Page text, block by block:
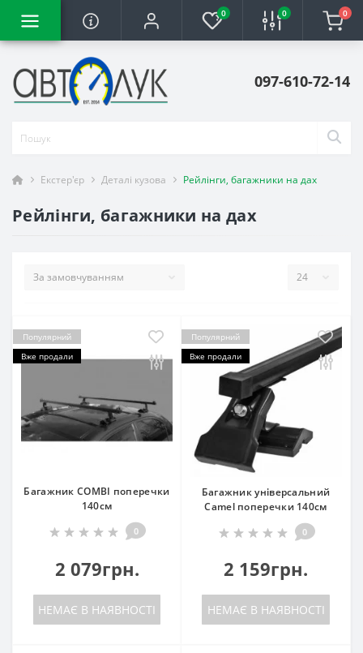
0 0 0
097-610-72-14
Екстер'єр Деталі кузова Рейлінги, багажники на дах
Рейлінги, багажники на дах
Популярний
Вже продали
Багажник COMBI поперечки
140см
0
2 079грн.
НЕМАЄ В НАЯВНОСТІ
Популярний
Вже продали
Багажник універсальний
Camel поперечки 140см
0
2 159грн.
НЕМАЄ В НАЯВНОСТІ